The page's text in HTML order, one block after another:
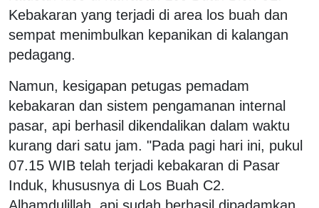
Kebakaran yang terjadi di area los buah dan
sempat menimbulkan kepanikan di kalangan
pedagang.
Namun, kesigapan petugas pemadam
kebakaran dan sistem pengamanan internal
pasar, api berhasil dikendalikan dalam waktu
kurang dari satu jam. "Pada pagi hari ini, pukul
07.15 WIB telah terjadi kebakaran di Pasar
Induk, khususnya di Los Buah C2.